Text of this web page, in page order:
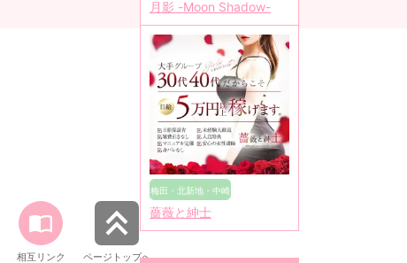
月影 -Moon Shadow-
梅田・北新地・中崎
町
薔薇と紳士
相互リンク ページトップへ